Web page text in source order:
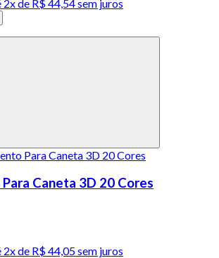
2x de R$ 44,54 sem juros
Caneta 3D 20 Cores
2x de R$ 44,05 sem juros